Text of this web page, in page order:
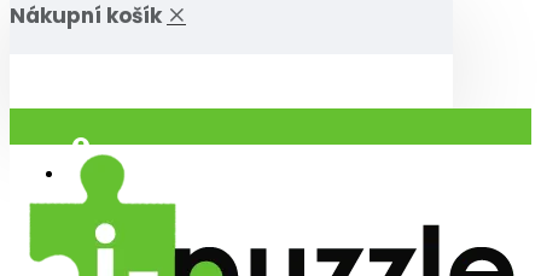
Nákupní košík
Přihlásit
Registrovat